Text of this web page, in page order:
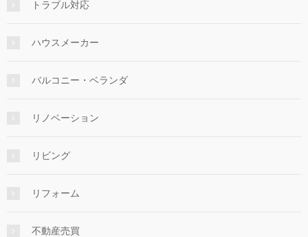
トラブル対応
ハウスメーカー
バルコニー・ベランダ
リノベーション
リビング
リフォーム
不動産売買